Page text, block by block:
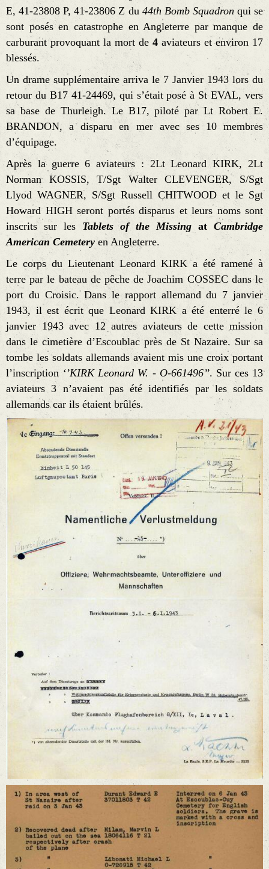
E, 41-23808 P, 41-23806 Z du 44th Bomb Squadronqui se
sont posés en catastrophe en Angleterre par manque de
carburant provoquant la mort de 4 aviateurs et environ 17
blessés.
Un drame supplémentaire arriva le 7 Janvier 1943 lors du
retour du B17 41-24469, qui s’était posé à St EVAL, vers
sa base de Thurleigh. Le B17, piloté par Lt Robert E.
BRANDON, a disparu en mer avec ses 10 membres
d’équipage.
Après la guerre 6 aviateurs : 2Lt Leonard KIRK, 2Lt
Norman KOSSIS, T/Sgt Walter CLEVENGER, S/Sgt
Llyod WAGNER, S/Sgt Russell CHITWOOD et le Sgt
Howard HIGH seront portés disparus et leurs noms sont
inscrits sur les Tablets of the Missing at Cambridge
American Cemeteryen Angleterre.
Le corps du Lieutenant Leonard KIRK a été ramené à
terre par le bateau de pêche de Joachim COSSEC dans le
port du Croisic. Dans le rapport allemand du 7 janvier
1943, il est écrit que Leonard KIRK a été enterré le 6
janvier 1943 avec 12 autres aviateurs de cette mission
dans le cimetière d’Escoublac près de St Nazaire. Sur sa
tombe les soldats allemands avaient mis une croix portant
l’inscription ‘’KIRK Leonard W. - O-661496’’. Sur ces 13
aviateurs 3 n’avaient pas été identifiés par les soldats
allemands car ils étaient brûlés.